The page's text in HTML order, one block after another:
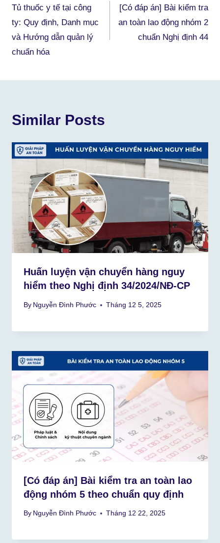
hướng
bài
viết
Tủ thuốc y tế tại công
ty: Quy định, Danh mục
và Hướng dẫn quản lý
chuẩn hóa
[Có đáp án] Bài kiểm tra
an toàn lao động nhóm 2
chuẩn Nghị định 44
Similar Posts
Huấn luyện vận chuyển hàng nguy
hiểm theo Nghị định 34/2024/NĐ-CP
By Nguyễn Đình Phước Tháng 12 5, 2025
[Có đáp án] Bài kiểm tra an toàn lao
động nhóm 5 theo chuẩn quy định
By Nguyễn Đình Phước Tháng 12 22, 2025